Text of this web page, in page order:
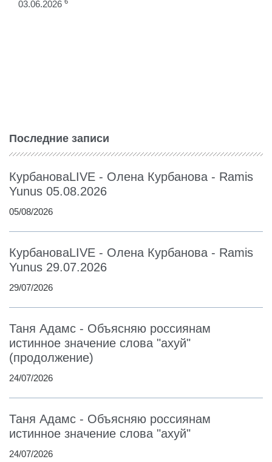
03.06.2026 6
Последние записи
КурбановаLIVE - Олена Курбанова - Ramis
Yunus 05.08.2026
05/08/2026
КурбановаLIVE - Олена Курбанова - Ramis
Yunus 29.07.2026
29/07/2026
Таня Адамс - Объясняю россиянам
истинное значение слова "ахуй"
(продолжение)
24/07/2026
Таня Адамс - Объясняю россиянам
истинное значение слова "ахуй"
24/07/2026